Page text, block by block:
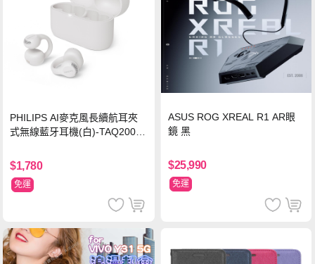
PHILIPS AI麥克風長續航耳夾
式無線藍牙耳機(白)-TAQ2000
$1,780
免運
ASUS ROG XREAL R1 AR眼
鏡 黑
$25,990
免運